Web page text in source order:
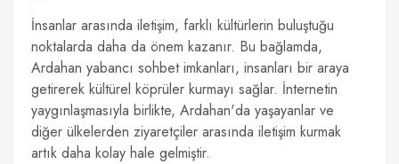
İnsanlar arasında iletişim, farklı kültürlerin buluştuğu
noktalarda daha da önem kazanır. Bu bağlamda,
Ardahan yabancı sohbet imkanları, insanları bir araya
getirerek kültürel köprüler kurmayı sağlar. İnternetin
yaygınlaşmasıyla birlikte, Ardahan'da yaşayanlar ve
diğer ülkelerden ziyaretçiler arasında iletişim kurmak
artık daha kolay hale gelmiştir.